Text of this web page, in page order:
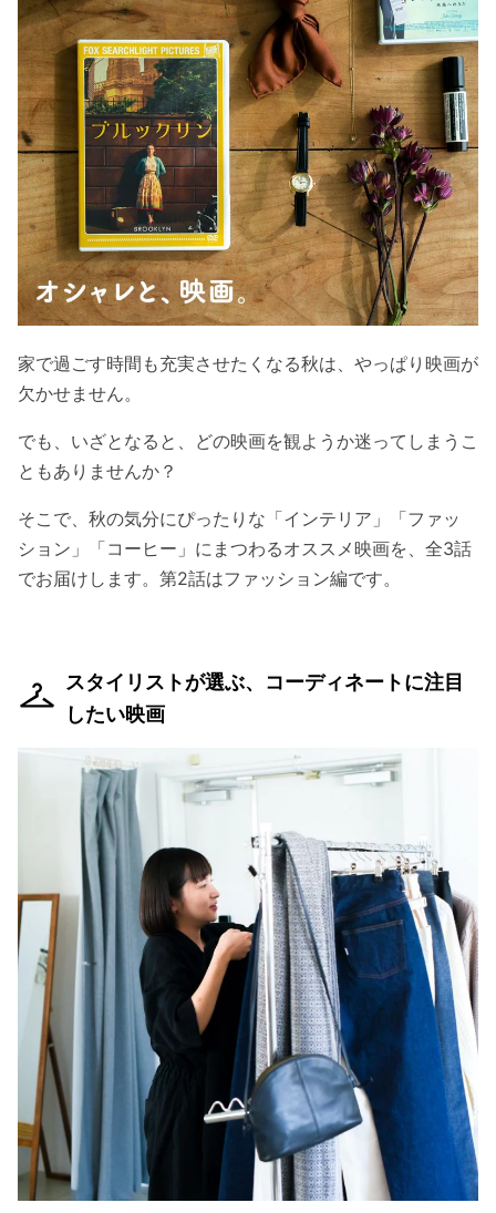
家で過ごす時間も充実させたくなる秋は、やっぱり映画が
欠かせません。
でも、いざとなると、どの映画を観ようか迷ってしまうこ
ともありませんか？
そこで、秋の気分にぴったりな「インテリア」「ファッ
ション」「コーヒー」にまつわるオススメ映画を、全3話
でお届けします。第2話はファッション編です。
スタイリストが選ぶ、コーディネートに注目
したい映画